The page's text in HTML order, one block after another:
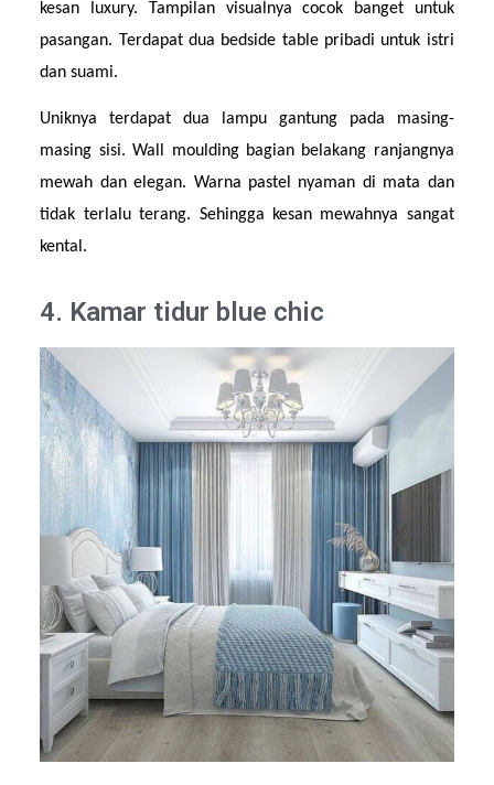
kesan luxury. Tampilan visualnya cocok banget untuk
pasangan. Terdapat dua bedside table pribadi untuk istri
dan suami.
Uniknya terdapat dua lampu gantung pada masing-
masing sisi. Wall moulding bagian belakang ranjangnya
mewah dan elegan. Warna pastel nyaman di mata dan
tidak terlalu terang. Sehingga kesan mewahnya sangat
kental.
4. Kamar tidur blue chic